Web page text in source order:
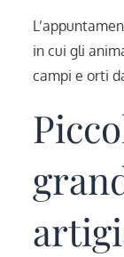
in cui gli
campi e orti